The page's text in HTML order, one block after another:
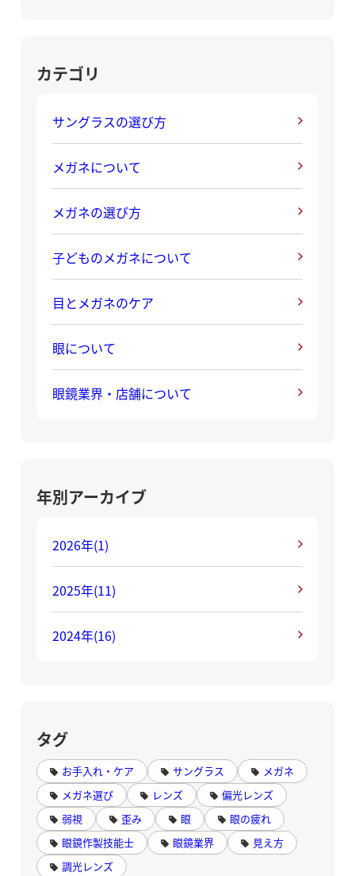
カテゴリ
サングラスの選び方
メガネについて
メガネの選び方
子どものメガネについて
目とメガネのケア
眼について
眼鏡業界・店舗について
年別アーカイブ
2026年(1)
2025年(11)
2024年(16)
タグ
お手入れ・ケア サングラス
メガネ
メガネ選び
レンズ
偏光レンズ
弱視
歪み 眼
眼の疲れ
眼鏡作製技能士
眼鏡業界
見え方
調光レンズ